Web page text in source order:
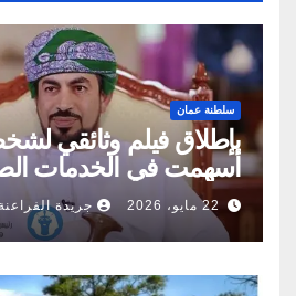
سلطنة عمان
بإطلاق فيلم وثائقي
أسهمت في الخدمات
22 مايو، 2026 جريدة الفراعنة